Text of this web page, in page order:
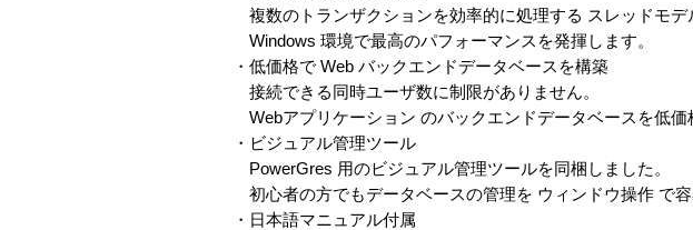
複数のトランザクションを効率的に処理する スレッドモデ
Windows 環境で最高のパフォーマンスを発揮します。
・低価格で Web バックエンドデータベースを構築
接続できる同時ユーザ数に制限がありません。
Webアプリケーション のバックエンドデータベースを低価
・ビジュアル管理ツール
PowerGres 用のビジュアル管理ツールを同梱しました。
初心者の方でもデータベースの管理を ウィンドウ操作 で容
・日本語マニュアル付属